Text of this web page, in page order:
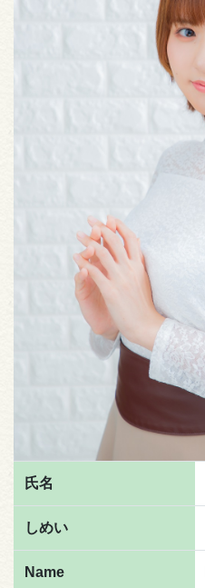
氏名
しめい
Name